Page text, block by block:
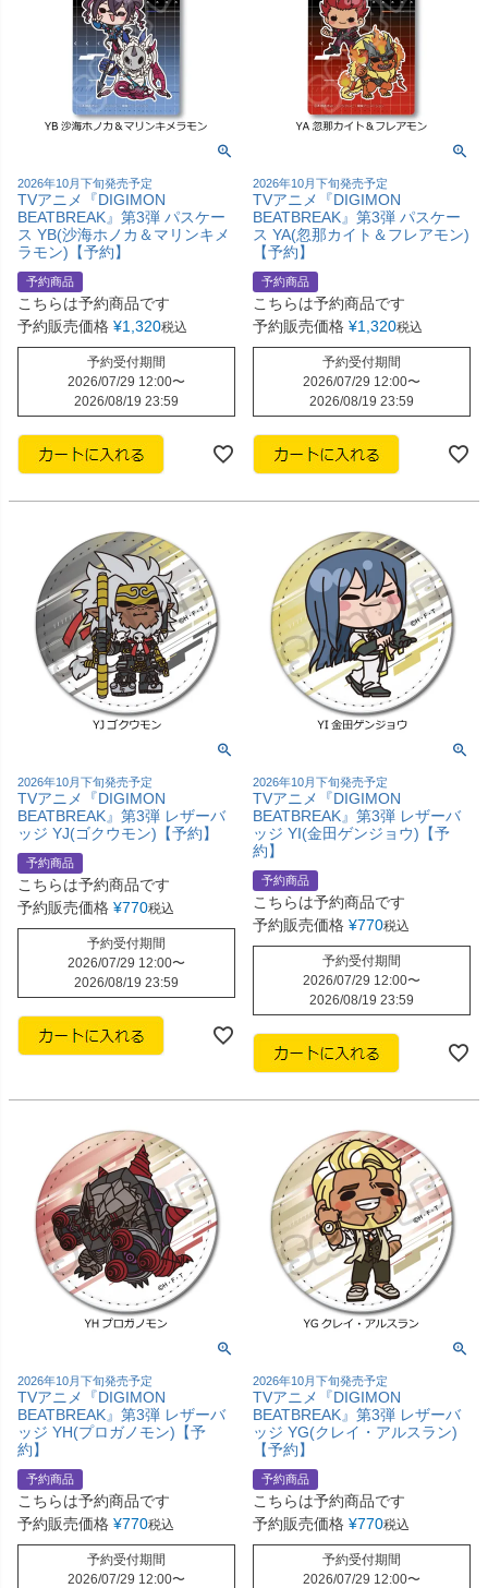
2026年10月下旬発売予定
TVアニメ『DIGIMON
BEATBREAK』第3弾 パスケー
ス YB(沙海ホノカ＆マリンキメ
ラモン)【予約】
予約商品
こちらは予約商品です
予約販売価格 ¥1,320税込
予約受付期間
2026/07/29 12:00〜
2026/08/19 23:59
2026年10月下旬発売予定
TVアニメ『DIGIMON
BEATBREAK』第3弾 パスケー
ス YA(忽那カイト＆フレアモン)
【予約】
予約商品
こちらは予約商品です
予約販売価格 ¥1,320税込
予約受付期間
2026/07/29 12:00〜
2026/08/19 23:59
2026年10月下旬発売予定
TVアニメ『DIGIMON
BEATBREAK』第3弾 レザーバ
ッジ YJ(ゴクウモン)【予約】
予約商品
こちらは予約商品です
予約販売価格 ¥770税込
予約受付期間
2026/07/29 12:00〜
2026/08/19 23:59
2026年10月下旬発売予定
TVアニメ『DIGIMON
BEATBREAK』第3弾 レザーバ
ッジ YI(金田ゲンジョウ)【予
約】
予約商品
こちらは予約商品です
予約販売価格 ¥770税込
予約受付期間
2026/07/29 12:00〜
2026/08/19 23:59
2026年10月下旬発売予定
TVアニメ『DIGIMON
BEATBREAK』第3弾 レザーバ
ッジ YH(プロガノモン)【予
約】
予約商品
こちらは予約商品です
予約販売価格 ¥770税込
予約受付期間
2026/07/29 12:00〜
2026年10月下旬発売予定
TVアニメ『DIGIMON
BEATBREAK』第3弾 レザーバ
ッジ YG(クレイ・アルスラン)
【予約】
予約商品
こちらは予約商品です
予約販売価格 ¥770税込
予約受付期間
2026/07/29 12:00〜